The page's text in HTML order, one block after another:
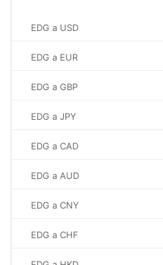
EDG a USD
EDG a EUR
EDG a GBP
EDG a JPY
EDG a CAD
EDG a AUD
EDG a CNY
EDG a CHF